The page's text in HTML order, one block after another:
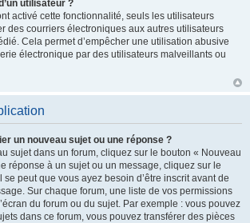
utilisateur ?
activé cette fonctionnalité, seuls les utilisateurs
des courriers électroniques aux autres utilisateurs
Cela permet d’empêcher une utilisation abusive
électronique par des utilisateurs malveillants ou
un nouveau sujet ou une réponse ?
sujet dans un forum, cliquez sur le bouton « Nouveau
réponse à un sujet ou un message, cliquez sur le
se peut que vous ayez besoin d’être inscrit avant de
Sur chaque forum, une liste de vos permissions
du forum ou du sujet. Par exemple : vous pouvez
dans ce forum, vous pouvez transférer des pièces